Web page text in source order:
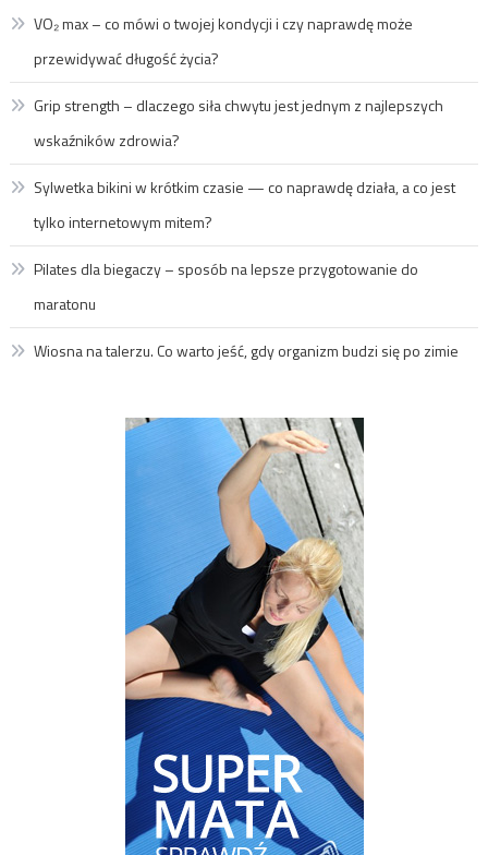
VO₂ max – co mówi o twojej kondycji i czy naprawdę może
przewidywać długość życia?
Grip strength – dlaczego siła chwytu jest jednym z najlepszych
wskaźników zdrowia?
Sylwetka bikini w krótkim czasie — co naprawdę działa, a co jest
tylko internetowym mitem?
Pilates dla biegaczy – sposób na lepsze przygotowanie do
maratonu
Wiosna na talerzu. Co warto jeść, gdy organizm budzi się po zimie